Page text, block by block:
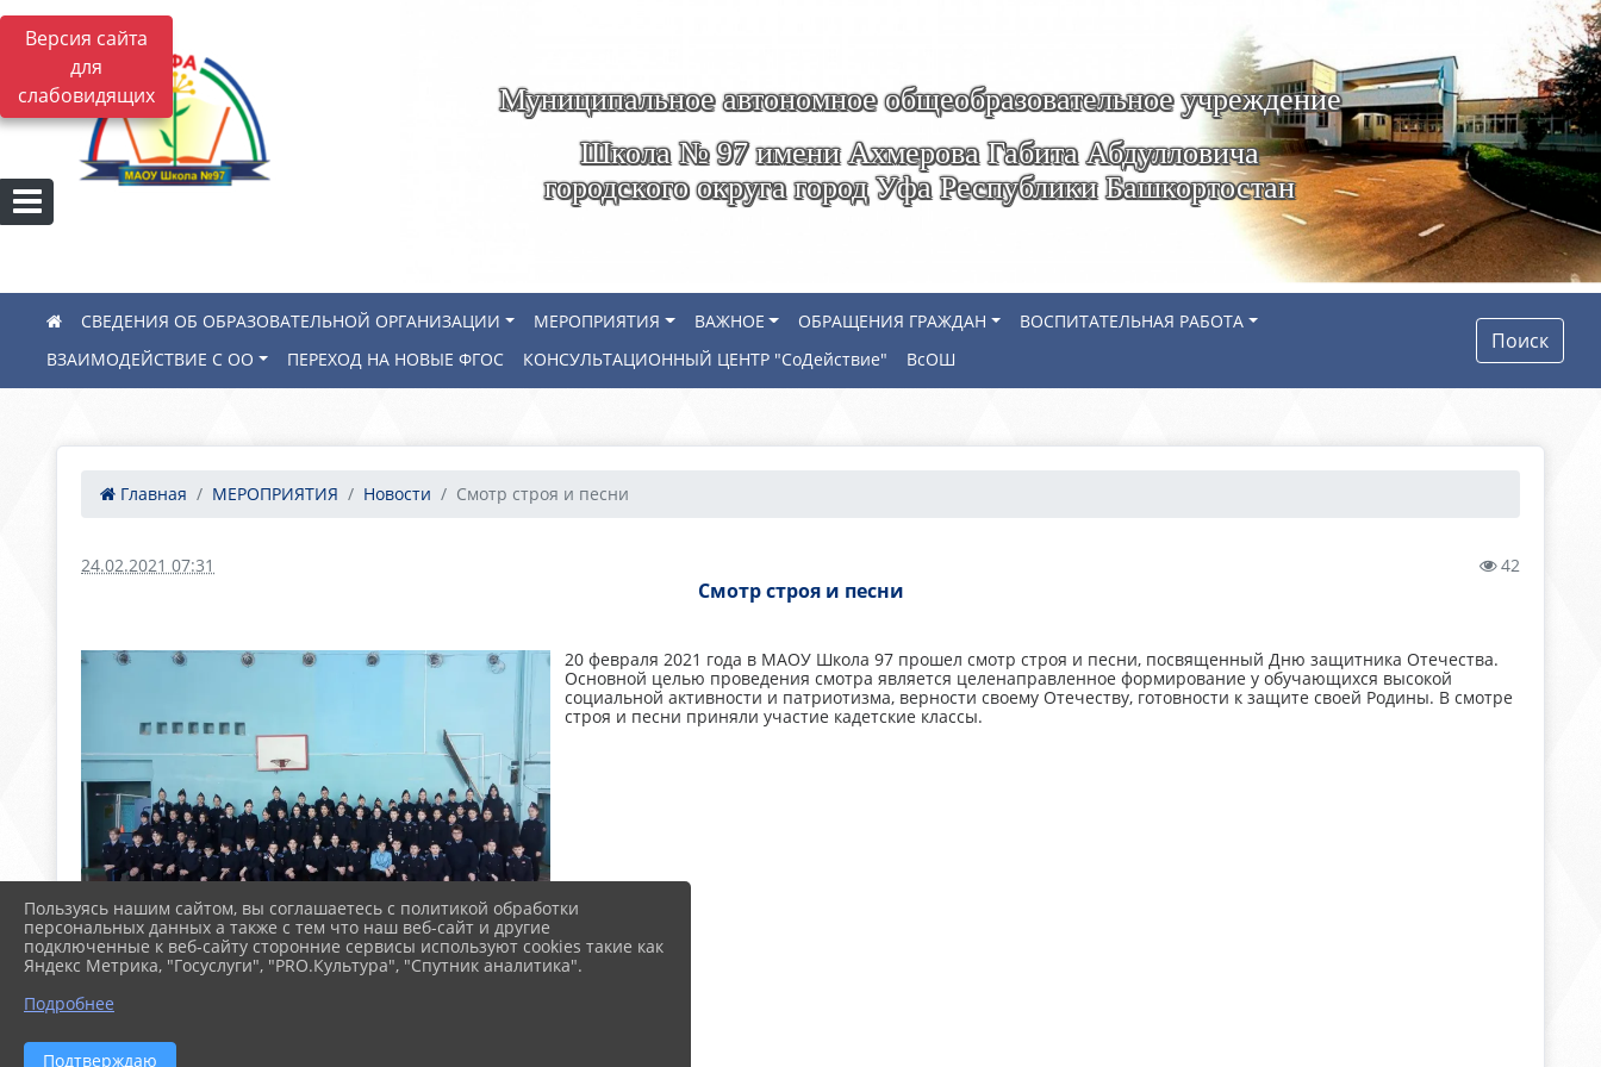
Версия сайта
для
слабовидящих
Муниципальное автономное общеобразовательное учреждение
Школа № 97 имени Ахмерова Габита Абдулловича
городского округа город Уфа Республики Башкортостан
СВЕДЕНИЯ ОБ ОБРАЗОВАТЕЛЬНОЙ ОРГАНИЗАЦИИ МЕРОПРИЯТИЯ ВАЖНОЕ ОБРАЩЕНИЯ ГРАЖДАН
ВОСПИТАТЕЛЬНАЯ РАБОТА
ВЗАИМОДЕЙСТВИЕ С ОО
ПЕРЕХОД НА НОВЫЕ ФГОС КОНСУЛЬТАЦИОННЫЙ ЦЕНТР "СоДействие" ВсОШ
Поиск
Главная МЕРОПРИЯТИЯ Новости Смотр строя и песни
24.02.2021 07:31 42
Смотр строя и песни
20 февраля 2021 года в МАОУ Школа 97 прошел смотр строя и песни, посвященный Дню защитника Отечества.
Основной целью проведения смотра является целенаправленное формирование у обучающихся высокой
социальной активности и патриотизма, верности своему Отечеству, готовности к защите своей Родины. В смотре
строя и песни приняли участие кадетские классы.
Пользуясь нашим сайтом, вы соглашаетесь с политикой обработки
персональных данных а также с тем что наш веб-сайт и другие
подключенные к веб-сайту сторонние сервисы используют cookies такие как
Яндекс Метрика, "Госуслуги", "PRO.Культура", "Спутник аналитика".
Подробнее
Подтверждаю